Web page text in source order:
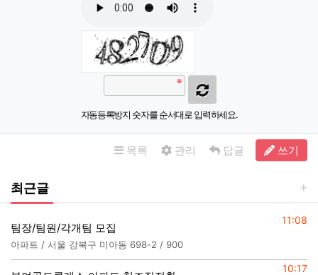
자동등록방지 숫자를 순서대로 입력하세요.
목록 관리 답글 쓰기
최근글
등록일
11:08
팀장/팀원/각개팀 모집
아파트 / 서울 강북구 미아동 698-2 / 900
등록일
10:17